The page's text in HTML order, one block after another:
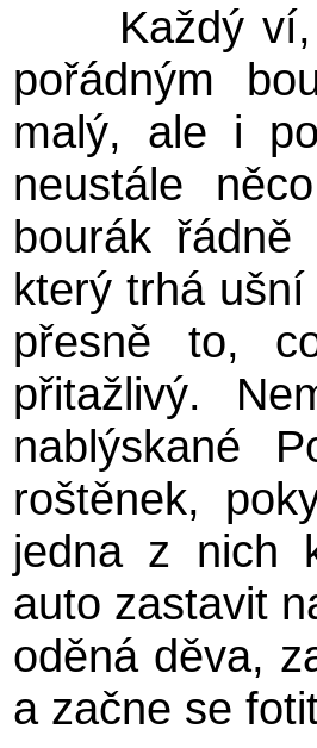
Každý
pořádným
malý, ale i
neustále
bourák
který trhá
přesně to,
přitažlivý.
nablýskané
roštěnek,
jedna z nich
auto zastavit
oděná děva,
a začne se